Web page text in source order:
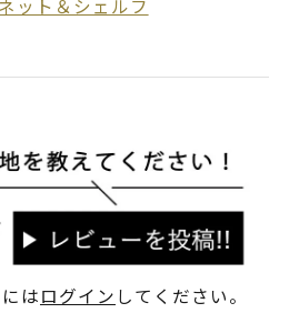
ット＆シェルフ
はログイン してください。